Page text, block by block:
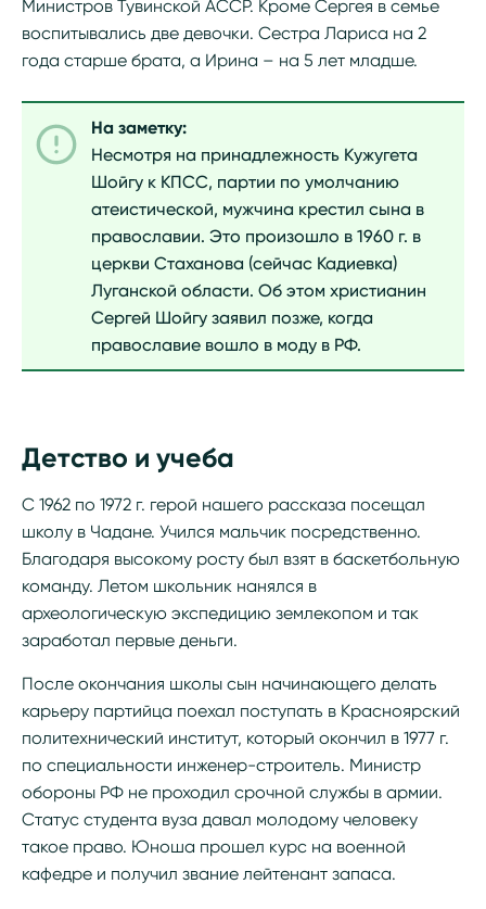
Министров Тувинской АССР. Кроме Сергея в семье
воспитывались две девочки. Сестра Лариса на 2
года старше брата, а Ирина – на 5 лет младше.
На заметку:
Несмотря на принадлежность Кужугета
Шойгу к КПСС, партии по умолчанию
атеистической, мужчина крестил сына в
православии. Это произошло в 1960 г. в
церкви Стаханова (сейчас Кадиевка)
Луганской области. Об этом христианин
Сергей Шойгу заявил позже, когда
православие вошло в моду в РФ.
Детство и учеба
С 1962 по 1972 г. герой нашего рассказа посещал
школу в Чадане. Учился мальчик посредственно.
Благодаря высокому росту был взят в баскетбольную
команду. Летом школьник нанялся в
археологическую экспедицию землекопом и так
заработал первые деньги.
После окончания школы сын начинающего делать
карьеру партийца поехал поступать в Красноярский
политехнический институт, который окончил в 1977 г.
по специальности инженер-строитель. Министр
обороны РФ не проходил срочной службы в армии.
Статус студента вуза давал молодому человеку
такое право. Юноша прошел курс на военной
кафедре и получил звание лейтенант запаса.